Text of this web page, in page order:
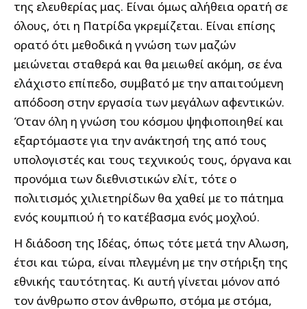
της ελευθερίας μας. Είναι όμως αλήθεια ορατή σε
όλους, ότι η Πατρίδα γκρεμίζεται. Είναι επίσης
ορατό ότι μεθοδικά η γνώση των μαζών
μειώνεται σταθερά και θα μειωθεί ακόμη, σε ένα
ελάχιστο επίπεδο, συμβατό με την απαιτούμενη
απόδοση στην εργασία των μεγάλων αφεντικών.
Όταν όλη η γνώση του κόσμου ψηφιοποιηθεί και
εξαρτόμαστε για την ανάκτησή της από τους
υπολογιστές και τους τεχνικούς τους, όργανα και
προνόμια των διεθνιστικών ελίτ, τότε ο
πολιτισμός χιλιετηρίδων θα χαθεί με το πάτημα
ενός κουμπιού ή το κατέβασμα ενός μοχλού.
Η διάδοση της Ιδέας, όπως τότε μετά την Αλωση,
έτσι και τώρα, είναι πλεγμένη με την στήριξη της
εθνικής ταυτότητας. Κι αυτή γίνεται μόνον από
τον άνθρωπο στον άνθρωπο, στόμα με στόμα,